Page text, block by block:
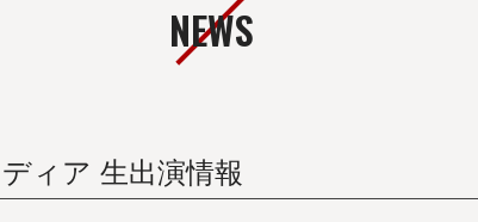
NEWS
ィア 生出演情報